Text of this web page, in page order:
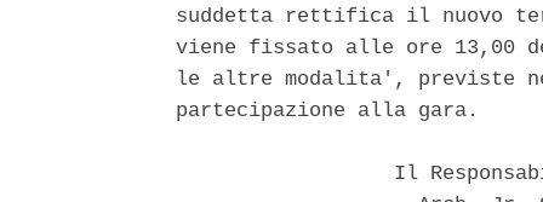
suddetta rettifica il nuovo
viene fissato alle ore 13,00
le altre modalita', previste
partecipazione alla gara.
Il